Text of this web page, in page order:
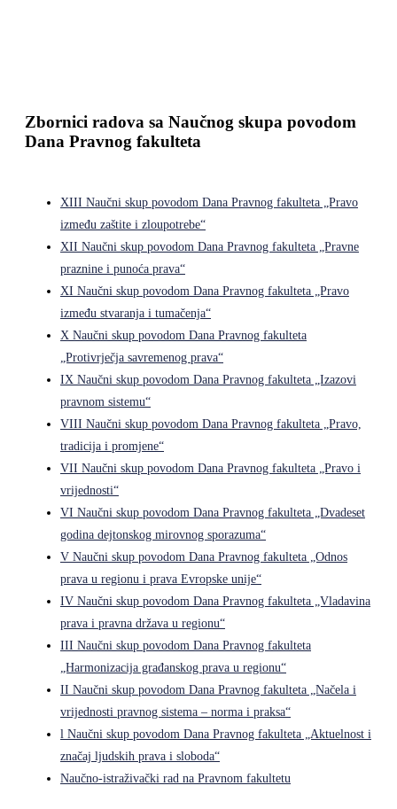
Zbornici radova sa Naučnog skupa povodom
Dana Pravnog fakulteta
XIII Naučni skup povodom Dana Pravnog fakulteta „Pravo
između zaštite i zloupotrebe“
XII Naučni skup povodom Dana Pravnog fakulteta „Pravne
praznine i punoća prava“
XI Naučni skup povodom Dana Pravnog fakulteta „Pravo
između stvaranja i tumačenja“
X Naučni skup povodom Dana Pravnog fakulteta
„Protivrječja savremenog prava“
IX Naučni skup povodom Dana Pravnog fakulteta „Izazovi
pravnom sistemu“
VIII Naučni skup povodom Dana Pravnog fakulteta „Pravo,
tradicija i promjene“
VII Naučni skup povodom Dana Pravnog fakulteta „Pravo i
vrijednosti“
VI Naučni skup povodom Dana Pravnog fakulteta „Dvadeset
godina dejtonskog mirovnog sporazuma“
V Naučni skup povodom Dana Pravnog fakulteta „Odnos
prava u regionu i prava Evropske unije“
IV Naučni skup povodom Dana Pravnog fakulteta „Vladavina
prava i pravna država u regionu“
III Naučni skup povodom Dana Pravnog fakulteta
„Harmonizacija građanskog prava u regionu“
II Naučni skup povodom Dana Pravnog fakulteta „Načela i
vrijednosti pravnog sistema – norma i praksa“
l Naučni skup povodom Dana Pravnog fakulteta „Aktuelnost i
značaj ljudskih prava i sloboda“
Naučno-istraživački rad na Pravnom fakultetu